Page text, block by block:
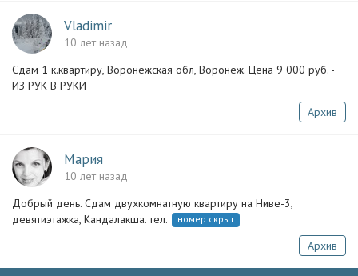
Vladimir
10 лет назад
Сдам 1 к.квартиру, Воронежская обл, Воронеж. Цена 9 000 руб. -
ИЗ РУК В РУКИ
Архив
Мария
10 лет назад
Добрый день. Сдам двухкомнатную квартиру на Ниве-3,
девятиэтажка, Кандалакша. тел.
номер скрыт
Архив